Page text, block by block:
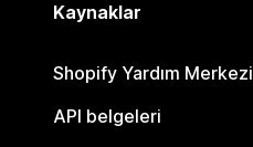
Kaynaklar
Shopify Yardım Merkezi
API belgeleri